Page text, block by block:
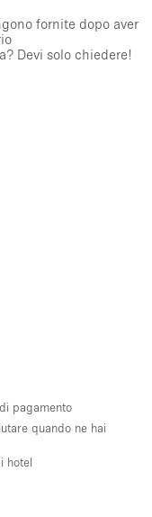
fornite dopo aver
Devi solo chiedere!
pagamento
quando ne hai
hotel